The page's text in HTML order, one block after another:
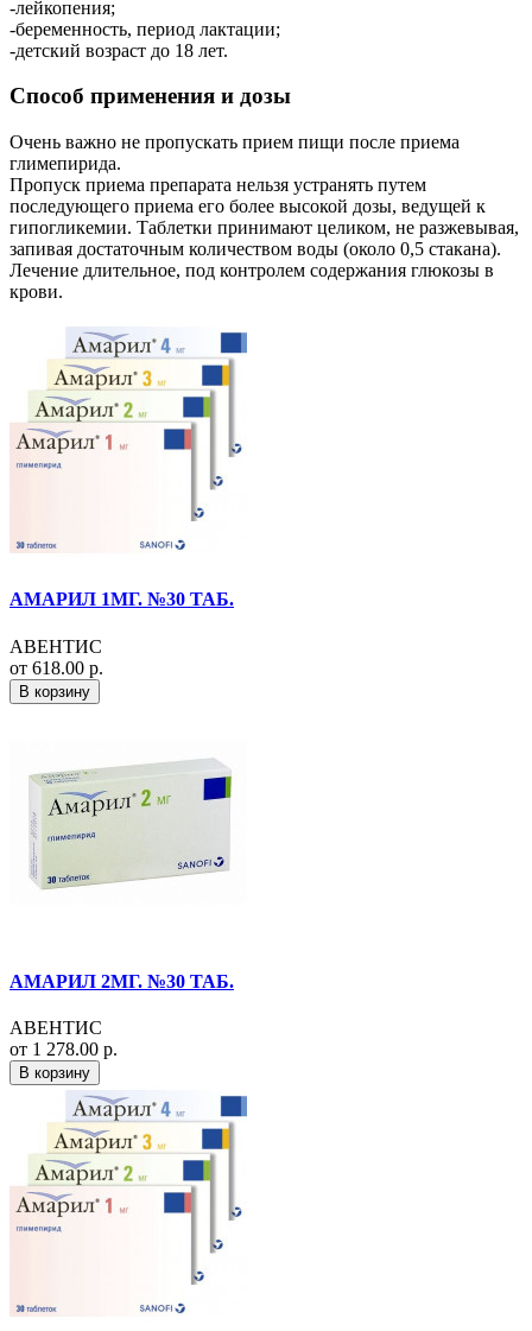
-лейкопения;
-беременность, период лактации;
-детский возраст до 18 лет.
Способ применения и дозы
Очень важно не пропускать прием пищи после приема
глимепирида.
Пропуск приема препарата нельзя устранять путем
последующего приема его более высокой дозы, ведущей к
гипогликемии. Таблетки принимают целиком, не разжевывая,
запивая достаточным количеством воды (около 0,5 стакана).
Лечение длительное, под контролем содержания глюкозы в
крови.
АМАРИЛ 1МГ. №30 ТАБ.
АВЕНТИС
от 618.00 р.
В корзину
АМАРИЛ 2МГ. №30 ТАБ.
АВЕНТИС
от 1 278.00 р.
В корзину